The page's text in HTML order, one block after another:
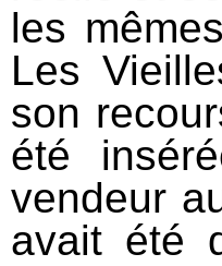
les
Les
son
été
vendeur
avait été